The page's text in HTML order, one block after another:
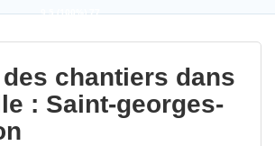
9,5(100%)77
votes
chantiers dans
: Saint-georges-